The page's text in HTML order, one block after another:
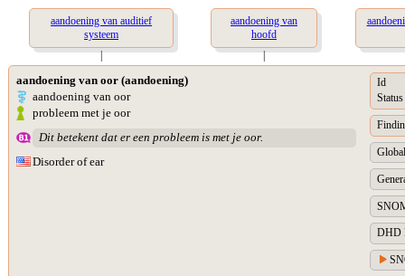
aandoening van auditief
systeem
aandoening van
hoofd
| |
aandoening van oor (aandoening)
aandoening van oor
probleem met je oor
Dit betekent dat er een probleem is met je oor.
Disorder of ear
Id
Status
DHD